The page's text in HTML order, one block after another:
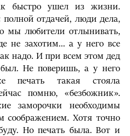
быстро ушел из жизни.
отдачей, люди дела,
мы любители отлынивать,
не захотим… а у него все
надо. И при всем этом дед
Не поверишь, а у него
печать такая стояла
помню, «безбожник».
заморочки необходимы
Хотя точно
Но печать была. Вот и